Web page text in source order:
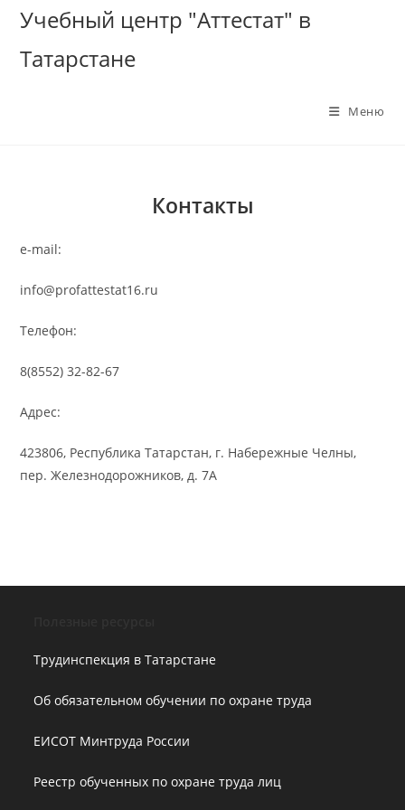
Перейти
содержимому
Учебный центр "Аттестат" в
Татарстане
Меню
Контакты
e-mail:
info@profattestat16.ru
Телефон:
8(8552) 32-82-67
Адрес:
423806, Республика Татарстан, г. Набережные Челны,
пер. Железнодорожников, д. 7А
Трудинспекция в Татарстане
Об обязательном обучении по охране труда
ЕИСОТ Минтруда России
Реестр обученных по охране труда лиц